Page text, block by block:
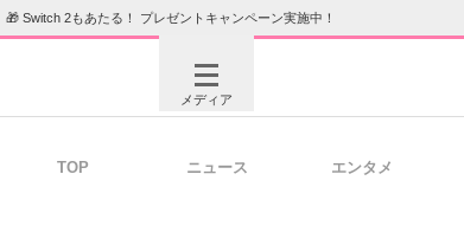
🎁 Switch 2もあたる！ プレゼントキャンペーン実施中！
メディア
TOP ニュース エンタメ